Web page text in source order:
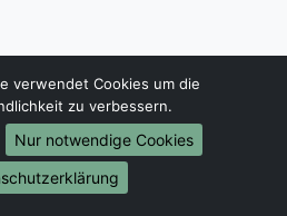
Büroumzug
Laborumzug
verwendet Cookies um die
zu verbessern.
Nur notwendige Cookies